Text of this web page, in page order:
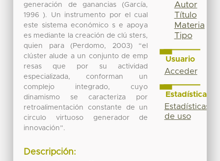
generación de ganancias (García,
1996 ). Un instrumento por el cual
este sistema económico s e apoya
es mediante la creación de clú sters,
quien para (Perdomo, 2003) “el
clúster alude a un conjunto de emp
resas que por su actividad
especializada, conforman un
complejo integrado, cuyo
dinamismo se caracteriza por
retroalimentación constante de un
circulo virtuoso generador de
innovación”.
Descripción:
Autor
Título
Materia
Tipo
Usuario
Acceder
Estadísticas
Estadísticas
de uso